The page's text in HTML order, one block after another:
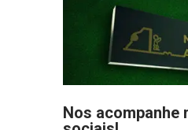
Nos acompanhe